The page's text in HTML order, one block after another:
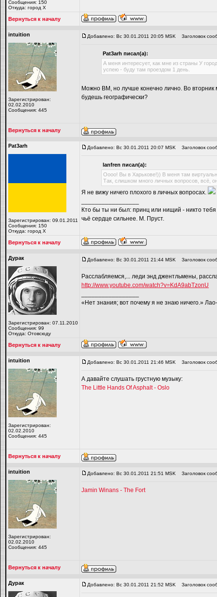
Сообщения: 150
Откуда: город Х
Вернуться к началу
intuition
Зарегистрирован:
02.02.2010
Сообщения: 445
Добавлено: Вс 30.01.2011 20:05 MSK Заголовок
Pat3arh писал(а):
А меня интересует, как мне из страны У
успею - буду там проездом 1 день.
Можно ВМ, но лучше конечно лично. Во вторник
будешь географически?
Вернуться к началу
Pat3arh
Зарегистрирован: 09.01.2011
Сообщения: 150
Откуда: город Х
Добавлено: Вс 30.01.2011 20:07 MSK Заголовок
lanfren писал(а):
Оооо! Вы в Харькове!)) В меня там
Так, слишком много личных вопросов, всё,
Я не вижу ничего плохого в личных вопросах.
Кто бы ты ни был: принц или нищий - никто
чьё сердце сильнее. М. Пруст.
Вернуться к началу
Дyрaк
Зарегистрирован: 07.11.2010
Сообщения: 99
Откуда: Отовсюду
Добавлено: Вс 30.01.2011 21:44 MSK Заголовок
Расслабляемся,... леди энд джентльмены,
http://www.youtube.com/watch?v=KdA9abTzonU
«Нет знания; вот почему я не знаю ничего.»
Вернуться к началу
intuition
Зарегистрирован:
02.02.2010
Сообщения: 445
Добавлено: Вс 30.01.2011 21:46 MSK Заголовок
А давайте слушать грустную музыку:
The Little Hands Of Asphalt - Oslo
Вернуться к началу
intuition
Зарегистрирован:
02.02.2010
Сообщения: 445
Добавлено: Вс 30.01.2011 21:51 MSK Заголовок
Jamin Winans - The Fort
Вернуться к началу
Дyрaк Добавлено: Вс 30.01.2011 21:52 MSK Заголовок